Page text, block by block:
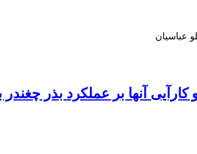
عباسیان
آنها بر عملکرد بذر